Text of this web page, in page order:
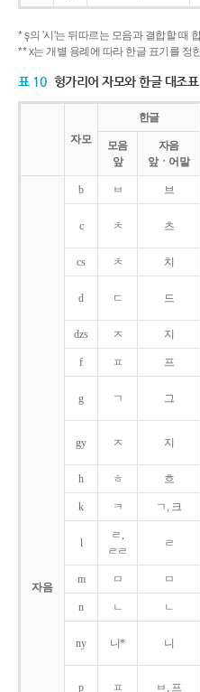
* ş의 '시'는 뒤따르는 모음과 결합할 때
** x는 개별 용례에 따라 한글 표기를 정
표 10 헝가리어 자모와 한글 대조표
자모
한글
모음
앞
자음
앞ㆍ어말
자음
b ㅂ 브
c ㅊ 츠
cs ㅊ 치
d ㄷ 드
dzs ㅈ 지
f ㅍ 프
g ㄱ 그
gy ㅈ 지
h ㅎ 흐
k ㅋ ㄱ, 크
l
ㄹ,
ㄹㄹ
ㄹ
m ㅁ ㅁ
n ㄴ ㄴ
ny 니* 니
p ㅍ ㅂ, 프